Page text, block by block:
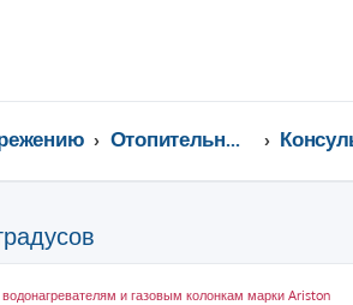
Отопительные котлы, водонагреватели, насосы, кондиционеры, водоочистка...
и газовым колонкам марки Ariston